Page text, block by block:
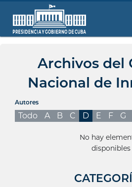
Archivos del
Nacional de
Autores
Todo A B C D E F G
No hay
disponibles